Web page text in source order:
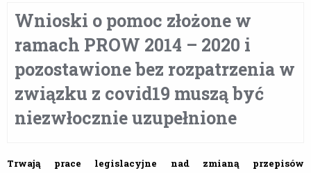
Wnioski o pomoc złożone w
ramach PROW 2014 – 2020 i
pozostawione bez rozpatrzenia w
związku z covid19 muszą być
niezwłocznie uzupełnione
Trwają prace legislacyjne nad zmianą przepisów